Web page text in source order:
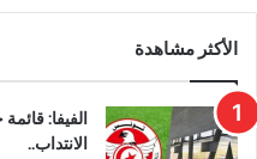
الأكثر مشاهدة
الفيفا:
الانتداب..